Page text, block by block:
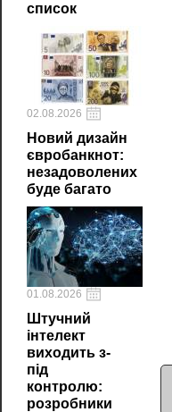
список
02.08.2026
Новий дизайн
євробанкнот:
незадоволених
буде багато
01.08.2026
Штучний
інтелект
виходить з-
під
контролю:
розробники